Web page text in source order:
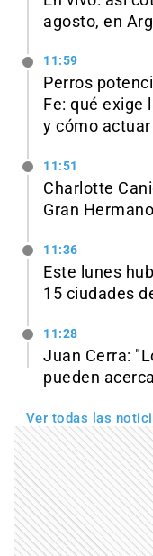
agosto, en
11:59
Perros
Fe: qué exige
y cómo
11:51
Charlotte
Gran
11:36
Este lunes
15 ciudades
11:28
Juan Cerra:
pueden
Ver todas las